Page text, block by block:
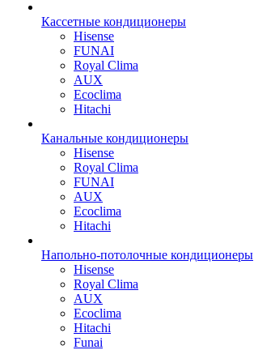
Кассетные кондиционеры
Hisense
FUNAI
Royal Clima
AUX
Ecoclima
Hitachi
Канальные кондиционеры
Hisense
Royal Clima
FUNAI
AUX
Ecoclima
Hitachi
Напольно-потолочные кондиционеры
Hisense
Royal Clima
AUX
Ecoclima
Hitachi
Funai